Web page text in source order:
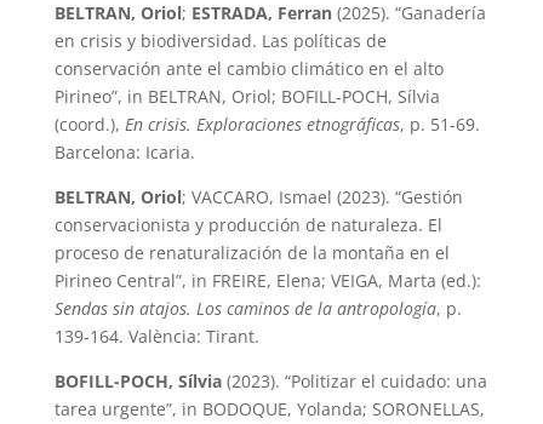
BELTRAN, Oriol; ESTRADA, Ferran(2025). “Ganadería
en crisis y biodiversidad. Las políticas de
conservación ante el cambio climático en el alto
Pirineo”, in BELTRAN, Oriol; BOFILL-POCH, Sílvia
(coord.), En crisis. Exploraciones etnográficas, p. 51-69.
Barcelona: Icaria.
BELTRAN, Oriol; VACCARO, Ismael (2023). “Gestión
conservacionista y producción de naturaleza. El
proceso de renaturalización de la montaña en el
Pirineo Central”, in FREIRE, Elena; VEIGA, Marta (ed.):
Sendas sin atajos. Los caminos de la antropología, p.
139-164. València: Tirant.
BOFILL-POCH, Sílvia(2023). “Politizar el cuidado: una
tarea urgente”, in BODOQUE, Yolanda; SORONELLAS,